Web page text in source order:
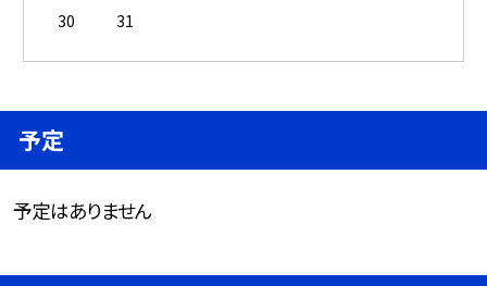
30
31
予定
予定はありません